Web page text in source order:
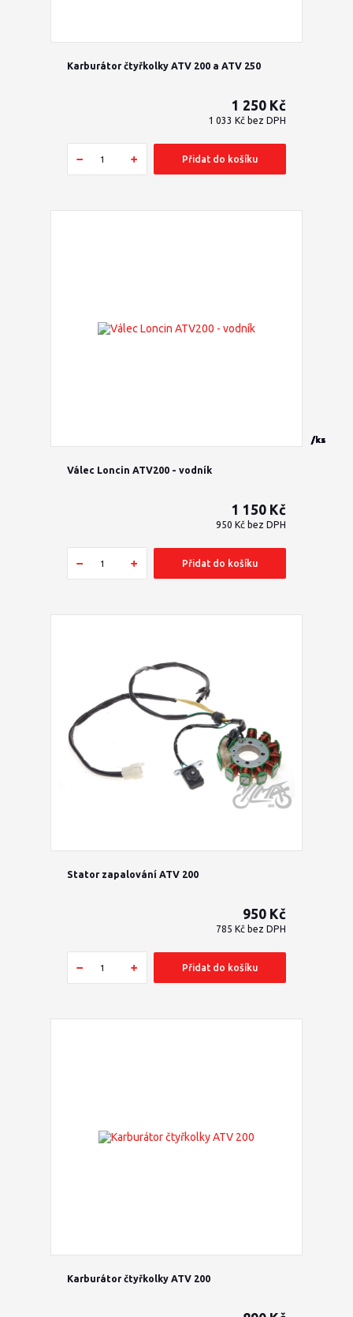
/ks
/ks
/ks
/ks
Karburátor čtyřkolky ATV 200 a ATV 250
1 250 Kč
/ks
1 033 Kč bez DPH
Přidat do košíku
Válec Loncin ATV200 - vodník
1 150 Kč
/ks
950 Kč bez DPH
Přidat do košíku
Stator zapalování ATV 200
950 Kč
/ks
785 Kč bez DPH
Přidat do košíku
Karburátor čtyřkolky ATV 200
/ks
/ks